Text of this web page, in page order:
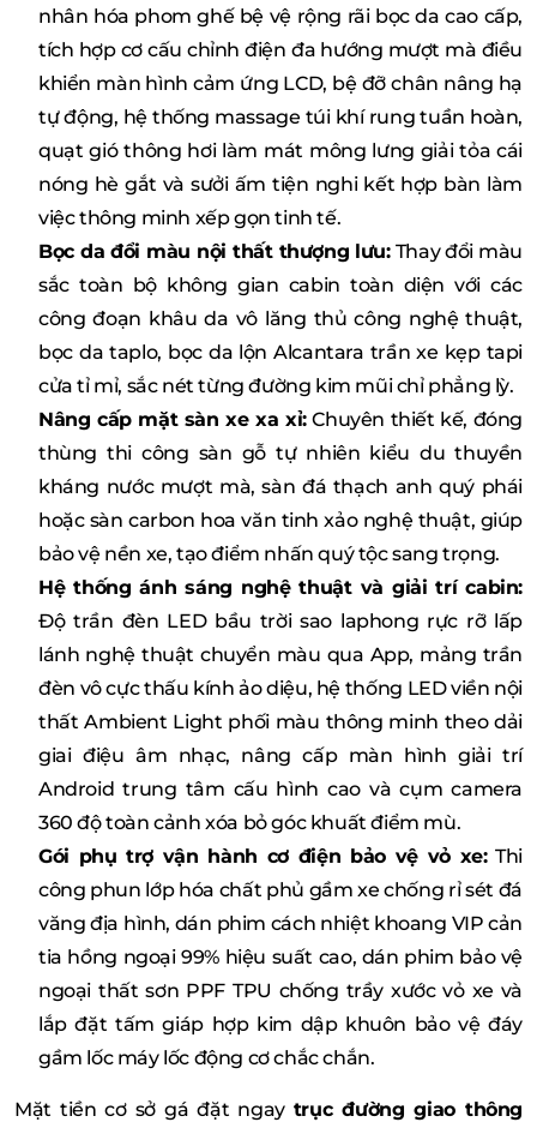
nhân hóa phom ghế bệ vệ rộng rãi bọc da cao cấp,
tích hợp cơ cấu chỉnh điện đa hướng mượt mà điều
khiển màn hình cảm ứng LCD, bệ đỡ chân nâng hạ
tự động, hệ thống massage túi khí rung tuần hoàn,
quạt gió thông hơi làm mát mông lưng giải tỏa cái
nóng hè gắt và sưởi ấm tiện nghi kết hợp bàn làm
việc thông minh xếp gọn tinh tế.
Bọc da đổi màu nội thất thượng lưu:Thay đổi màu
sắc toàn bộ không gian cabin toàn diện với các
công đoạn khâu da vô lăng thủ công nghệ thuật,
bọc da taplo, bọc da lộn Alcantara trần xe kẹp tapi
cửa tỉ mỉ, sắc nét từng đường kim mũi chỉ phẳng lỳ.
Nâng cấp mặt sàn xe xa xỉ:Chuyên thiết kế, đóng
thùng thi công sàn gỗ tự nhiên kiểu du thuyền
kháng nước mượt mà, sàn đá thạch anh quý phái
hoặc sàn carbon hoa văn tinh xảo nghệ thuật, giúp
bảo vệ nền xe, tạo điểm nhấn quý tộc sang trọng.
Hệ thống ánh sáng nghệ thuật và giải trí cabin:
Độ trần đèn LED bầu trời sao laphong rực rỡ lấp
lánh nghệ thuật chuyển màu qua App, mảng trần
đèn vô cực thấu kính ảo diệu, hệ thống LED viền nội
thất Ambient Light phối màu thông minh theo dải
giai điệu âm nhạc, nâng cấp màn hình giải trí
Android trung tâm cấu hình cao và cụm camera
360 độ toàn cảnh xóa bỏ góc khuất điểm mù.
Gói phụ trợ vận hành cơ điện bảo vệ vỏ xe:Thi
công phun lớp hóa chất phủ gầm xe chống rỉ sét đá
văng địa hình, dán phim cách nhiệt khoang VIP cản
tia hồng ngoại 99% hiệu suất cao, dán phim bảo vệ
ngoại thất sơn PPF TPU chống trầy xước vỏ xe và
lắp đặt tấm giáp hợp kim dập khuôn bảo vệ đáy
gầm lốc máy lốc động cơ chắc chắn.
Mặt tiền cơ sở gá đặt ngay trục đường giao thông